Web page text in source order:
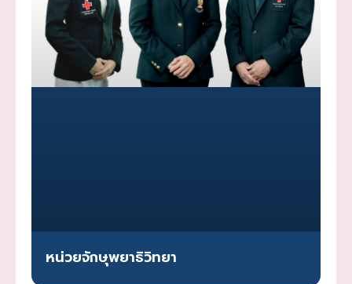
หน่วยจักษุพยาธิวิทยา